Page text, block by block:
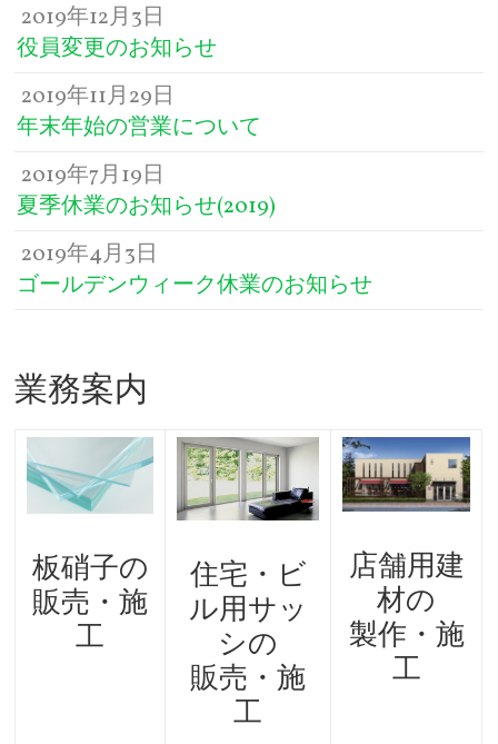
2019年12月3日
役員変更のお知らせ
2019年11月29日
年末年始の営業について
2019年7月19日
夏季休業のお知らせ(2019)
2019年4月3日
ゴールデンウィーク休業のお知らせ
業務案内
板硝子の
販売・施
工
住宅・ビ
ル用サッ
シの
販売・施
工
店舗用建
材の
製作・施
工